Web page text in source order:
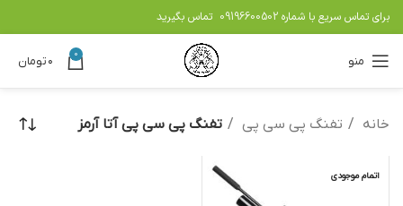
برای تماس سریع با شماره 09196600502 تماس بگیرید
منو 0 ۰تومان
خانه تفنگ پی سی پی تفنگ پی سی پی آتا آرمز
اتمام موجودی